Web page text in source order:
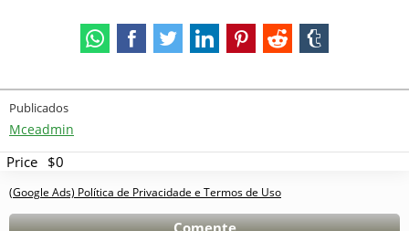
Publicados
Mceadmin
Price $0
(Google Ads) Política de Privacidade e Termos de Uso
Comente